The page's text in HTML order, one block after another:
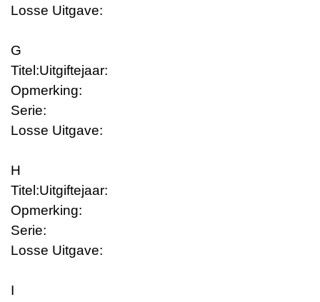
Losse Uitgave:
G
Titel:Uitgiftejaar:
Opmerking:
Serie:
Losse Uitgave:
H
Titel:Uitgiftejaar:
Opmerking:
Serie:
Losse Uitgave:
I